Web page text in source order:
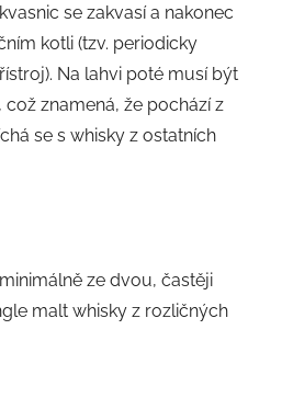
se zakvasí a nakonec
kotli (tzv. periodicky
Na lahvi poté musí být
což znamená, že pochází z
se s whisky z ostatních
ze dvou, častěji
malt whisky z rozličných